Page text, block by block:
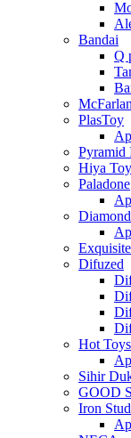
Bandai
Q
PlasToy
Pyramid
Hiya
Paladone
Difuzed
Hot Toys
Sihir
GOOD
Iron